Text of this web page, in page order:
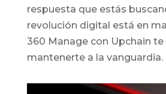
respuesta que estás
revolución digital está en
360 Manage con Upchain te
mantenerte a la vanguardia.